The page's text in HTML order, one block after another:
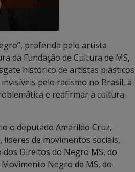
proferida pelo artista
da Fundação de Cultura de MS,
histórico de artistas plásticos
pelo racismo no Brasil, a
e reafirmar a cultura
o deputado Amarildo Cruz,
de movimentos sociais,
Direitos do Negro MS, do
Negro de MS, do